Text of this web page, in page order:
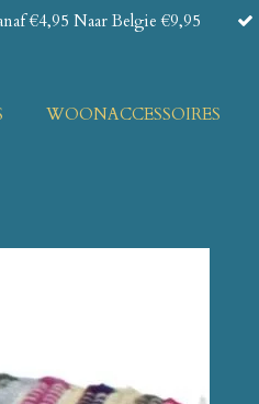
€4,95 Naar Belgie €9,95
WOONACCESSOIRES